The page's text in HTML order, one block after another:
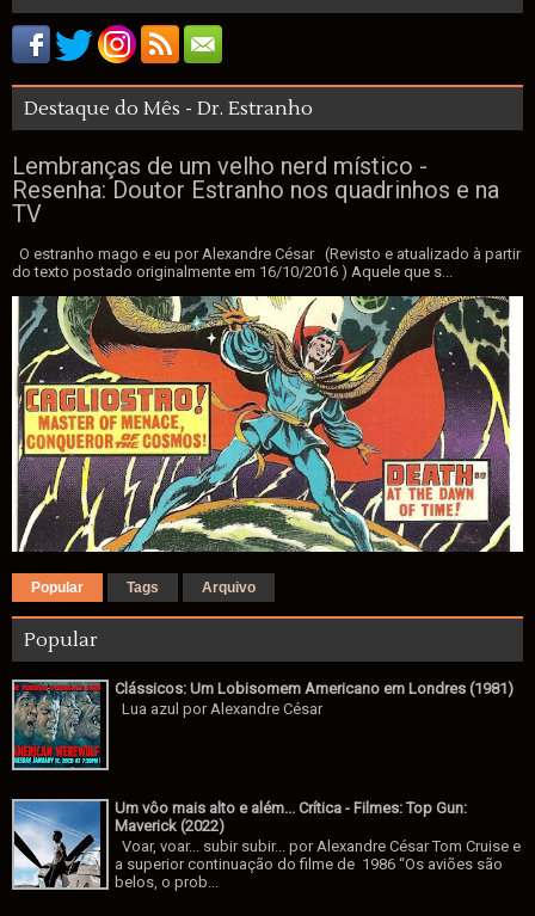
Destaque do Mês - Dr. Estranho
Lembranças de um velho nerd místico -
Resenha: Doutor Estranho nos quadrinhos e na
TV
O estranho mago e eu por Alexandre César (Revisto e atualizado à partir
do texto postado originalmente em 16/10/2016 ) Aquele que s...
Popular Tags Arquivo
Popular
Clássicos: Um Lobisomem Americano em Londres (1981)
Lua azul por Alexandre César
Um vôo mais alto e além... Crítica - Filmes: Top Gun:
Maverick (2022)
Voar, voar... subir subir... por Alexandre César Tom Cruise e
a superior continuação do filme de 1986 “Os aviões são
belos, o prob...